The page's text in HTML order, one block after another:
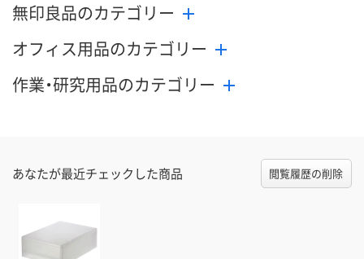
無印良品のカテゴリー
オフィス用品のカテゴリー
作業・研究用品のカテゴリー
あなたが最近チェックした商品 閲覧履歴の削除